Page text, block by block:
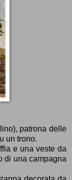
patrona delle
un trono.
e una veste da
di una campagna